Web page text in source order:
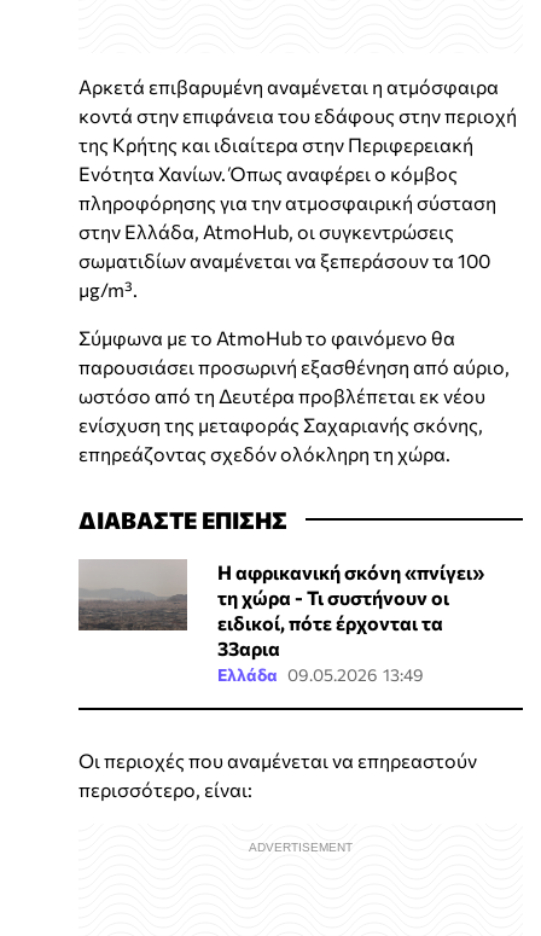
Αρκετά επιβαρυμένη αναμένεται η ατμόσφαιρα
κοντά στην επιφάνεια του εδάφους στην περιοχή
της Κρήτης και ιδιαίτερα στην Περιφερειακή
Ενότητα Χανίων. Όπως αναφέρει ο κόμβος
πληροφόρησης για την ατμοσφαιρική σύσταση
στην Ελλάδα, AtmoHub, οι συγκεντρώσεις
σωματιδίων αναμένεται να ξεπεράσουν τα 100
μg/m³.
Σύμφωνα με το AtmoHub το φαινόμενο θα
παρουσιάσει προσωρινή εξασθένηση από αύριο,
ωστόσο από τη Δευτέρα προβλέπεται εκ νέου
ενίσχυση της μεταφοράς Σαχαριανής σκόνης,
επηρεάζοντας σχεδόν ολόκληρη τη χώρα.
ΔΙΑΒΑΣΤΕ ΕΠΙΣΗΣ
Η αφρικανική σκόνη «πνίγει»
τη χώρα - Τι συστήνουν οι
ειδικοί, πότε έρχονται τα
33αρια
Ελλάδα 09.05.2026 13:49
Οι περιοχές που αναμένεται να επηρεαστούν
περισσότερο, είναι: